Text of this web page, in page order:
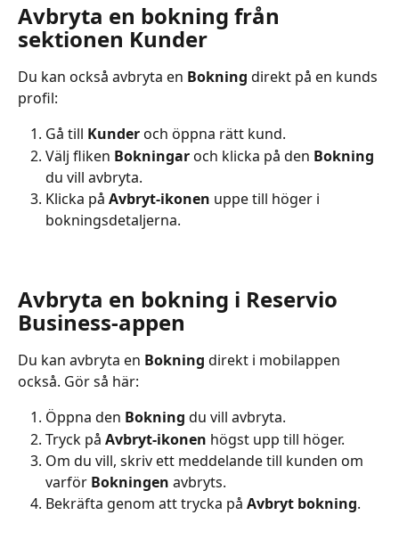
Avbryta en bokning från
sektionen Kunder
Du kan också avbryta en Bokning direkt på en kunds
profil:
Gå till Kunder och öppna rätt kund.
Välj fliken Bokningar och klicka på den Bokning
du vill avbryta.
Klicka på Avbryt-ikonen uppe till höger i
bokningsdetaljerna.
Avbryta en bokning i Reservio
Business-appen
Du kan avbryta en Bokning direkt i mobilappen
också. Gör så här:
Öppna den Bokning du vill avbryta.
Tryck på Avbryt-ikonen högst upp till höger.
Om du vill, skriv ett meddelande till kunden om
varför Bokningen avbryts.
Bekräfta genom att trycka på Avbryt bokning.